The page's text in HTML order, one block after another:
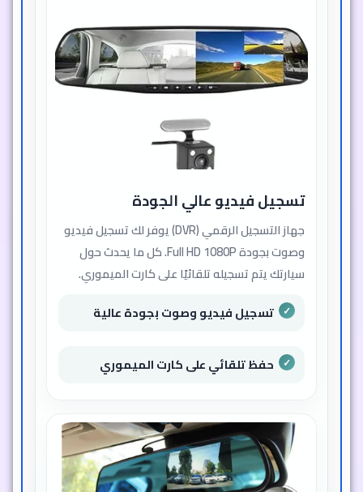
تسجيل فيديو عالي الجودة
جهاز التسجيل الرقمي (DVR) يوفر لك تسجيل فيديو
وصوت بجودة Full HD 1080P. كل ما يحدث حول
سيارتك يتم تسجيله تلقائيًا على كارت الميموري.
تسجيل فيديو وصوت بجودة عالية
حفظ تلقائي على كارت الميموري